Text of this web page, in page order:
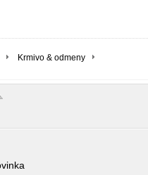
Krmivo & odmeny